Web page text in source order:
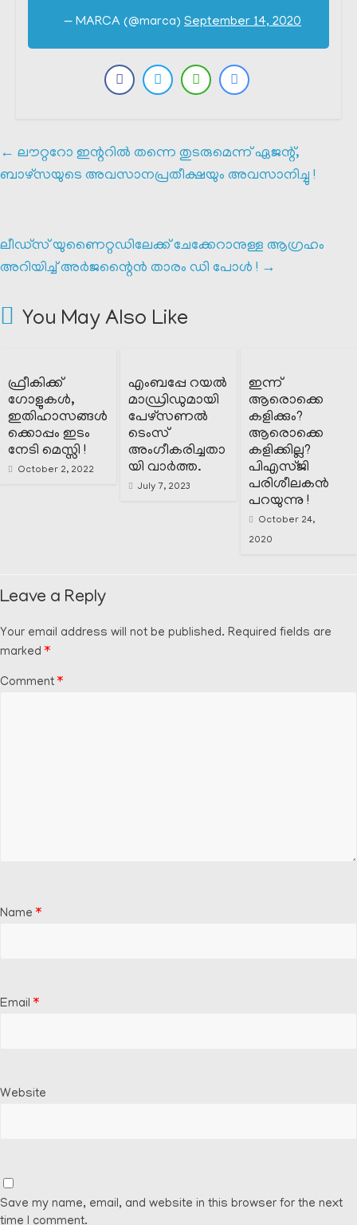
— MARCA (@marca) September 14, 2020
← ലൗറ്ററോ ഇന്ററിൽ തന്നെ തുടരുമെന്ന് ഏജന്റ്,
ബാഴ്സയുടെ അവസാനപ്രതീക്ഷയും അവസാനിച്ചു !
ലീഡ്‌സ് യുണൈറ്റഡിലേക്ക് ചേക്കേറാനുള്ള ആഗ്രഹം
അറിയിച്ച് അർജന്റൈൻ താരം ഡി പോൾ ! →
You May Also Like
ഫ്രീകിക്ക്
ഗോളുകൾ,
ഇതിഹാസങ്ങൾ
ക്കൊപ്പം ഇടം
നേടി മെസ്സി !
October 2, 2022
എംബപ്പേ റയൽ
മാഡ്രിഡുമായി
പേഴ്സണൽ
ടെംസ്
അംഗീകരിച്ചതാ
യി വാർത്ത.
July 7, 2023
ഇന്ന്
ആരൊക്കെ
കളിക്കും?
ആരൊക്കെ
കളിക്കില്ല?
പിഎസ്ജി
പരിശീലകൻ
പറയുന്നു !
October 24,
2020
Leave a Reply
Your email address will not be published. Required fields are
marked *
Comment *
Name *
Email *
Website
Save my name, email, and website in this browser for the next
time I comment.